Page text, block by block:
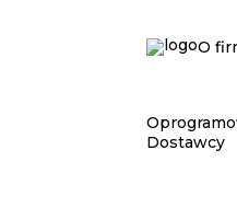
O
Dostawcy